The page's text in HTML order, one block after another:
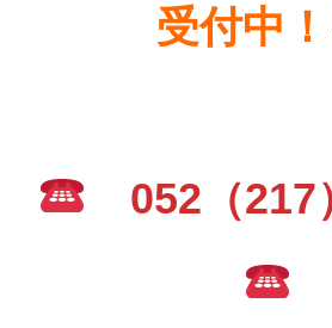
受付中！
052（217